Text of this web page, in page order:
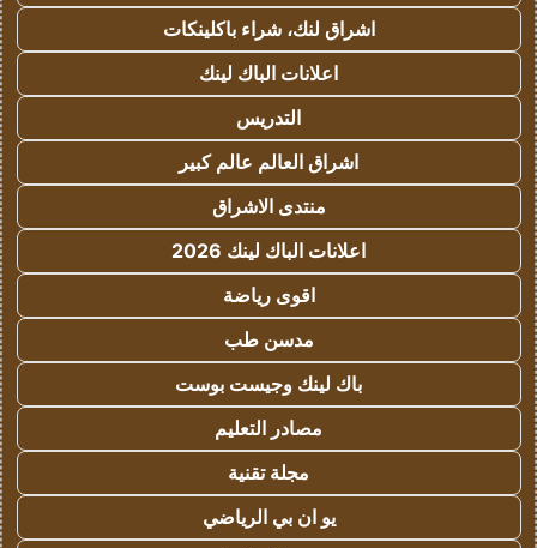
اشراق لنك، شراء باكلينكات
اعلانات الباك لينك
التدريس
اشراق العالم عالم كبير
منتدى الاشراق
اعلانات الباك لينك 2026
اقوى رياضة
مدسن طب
باك لينك وجيست بوست
مصادر التعليم
مجلة تقنية
يو ان بي الرياضي